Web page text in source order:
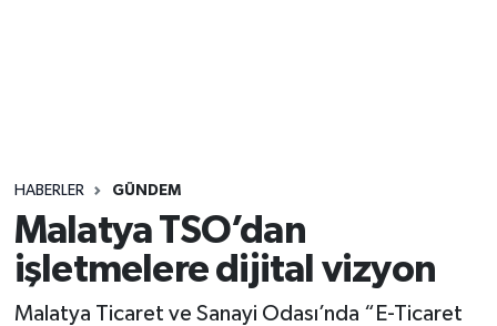
HABERLER GÜNDEM
Malatya TSO’dan
işletmelere dijital vizyon
Malatya Ticaret ve Sanayi Odası’nda “E-Ticaret
Yaşam